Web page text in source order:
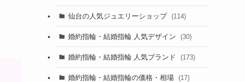
仙台の人気ジュエリーショップ (114)
婚約指輪・結婚指輪 人気デザイン (30)
婚約指輪・結婚指輪 人気ブランド (173)
婚約指輪・結婚指輪の価格・相場 (17)